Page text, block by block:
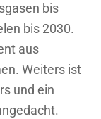
bis
bis 2030.
aus
Weiters ist
und ein